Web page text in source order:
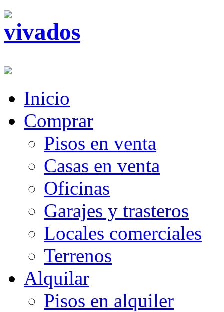
Inicio
Comprar
Pisos en venta
Casas en venta
Oficinas
Garajes y trasteros
Locales comerciales
Terrenos
Alquilar
Pisos en alquiler